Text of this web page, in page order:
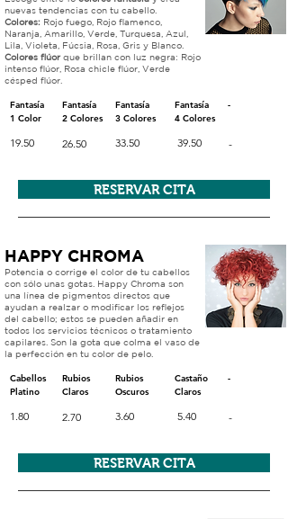
nuevas tendencias con tu cabello.
Colores: Rojo fuego, Rojo flamenco,
Naranja, Amarillo, Verde, Turquesa, Azul,
Lila, Violeta, Fúcsia, Rosa, Gris y Blanco.
Colores flúorque brillan con luz negra: Rojo
intenso flúor, Rosa chicle flúor, Verde
césped flúor.
Fantasía
1 Color
Fantasía
2 Colores
Fantasía
3 Colores
Fantasía
4 Colores
-
19.50 26.50 33.50 39.50 -
RESERVAR CITA
HAPPY CHROMA
Potencia o corrige el color de tu cabellos
con sólo unas gotas. Happy Chroma son
una línea de pigmentos directos que
ayudan a realzar o modificar los reflejos
del cabello; estos se pueden añadir en
todos los servicios técnicos o tratamiento
capilares. Son la gota que colma el vaso de
la perfección en tu color de pelo.
Cabellos
Platino
Rubios
Claros
Rubios
Oscuros
Castaño
Claros
-
1.80 2.70 3.60 5.40 -
RESERVAR CITA